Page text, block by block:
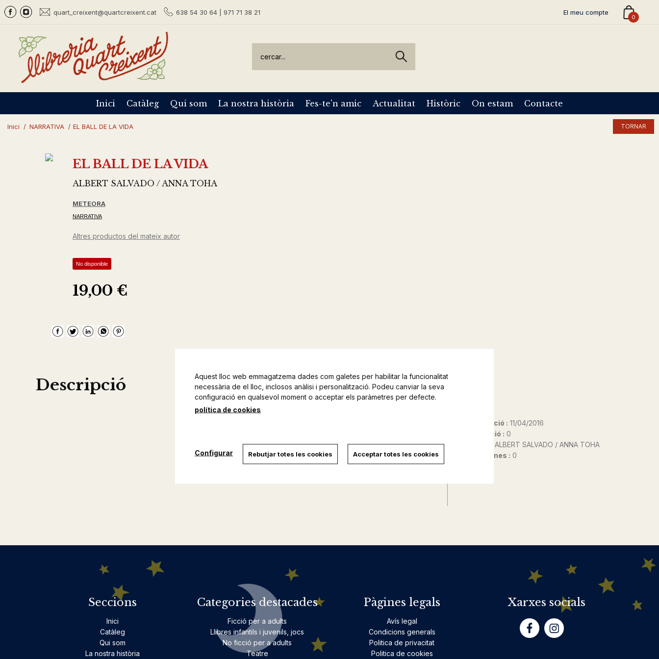
quart_creixent@quartcreixent.cat 638 54 30 64 | 971 71 38 21 El meu compte
0
Inici Catàleg Qui som La nostra història Fes-te'n amic Actualitat Històric On estam Contacte
Inici / NARRATIVA / EL BALL DE LA VIDA TORNAR
EL BALL DE LA VIDA
ALBERT SALVADO / ANNA TOHA
METEORA
NARRATIVA
Altres productos del mateix autor
No disponible
19,00 €
Descripció
Data d'edició : 11/04/2016
Any d'edició : 0
ALBERT SALVADO / ANNA TOHA
Nº de pàgines : 0
Seccions
Inici
Catàleg
Qui som
La nostra història
Categories destacades
Ficció per a adults
Llibres infantils i juvenils, jocs
No ficció per a adults
Teatre
Pàgines legals
Avís legal
Condicions generals
Politica de privacitat
Politica de cookies
Xarxes socials
Aquest lloc web emmagatzema dades com galetes per habilitar la funcionalitat
necessària de el lloc, inclosos anàlisi i personalització. Podeu canviar la seva
configuració en qualsevol moment o acceptar els paràmetres per defecte.
política de cookies
Configurar Rebutjar totes les cookies Acceptar totes les cookies